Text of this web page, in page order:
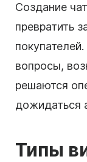
Создание
превратить
вопросы,
решаются
дожидаться
Типы